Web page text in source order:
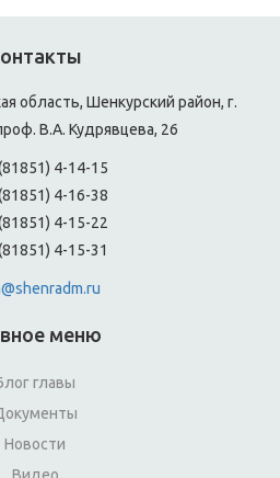
область, Шенкурский район, г.
В.А. Кудрявцева, 26
4-14-15
4-16-38
4-15-22
4-15-31
меню
главы
Новости